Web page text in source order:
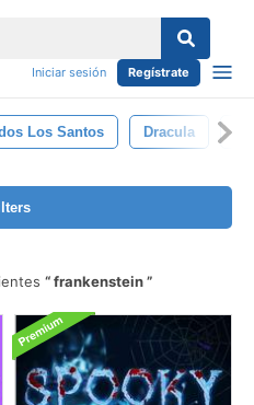
Iniciar sesión Regístrate
Los Santos Dracula
frankenstein